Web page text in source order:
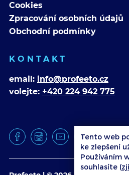
Cookies
Zpracování osobních údajů
Obchodní podmínky
KONTAKT
email: info@profeeto.cz
volejte: +420 224 942 775
Tento web
ke zlepšení
Používáním
souhlasíte (